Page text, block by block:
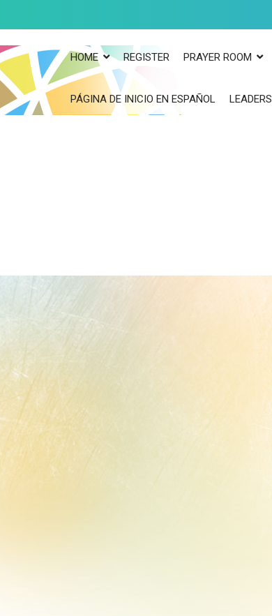
HOME REGISTER PRAYER ROOM
PÁGINA DE INICIO EN ESPAÑOL LEADERS